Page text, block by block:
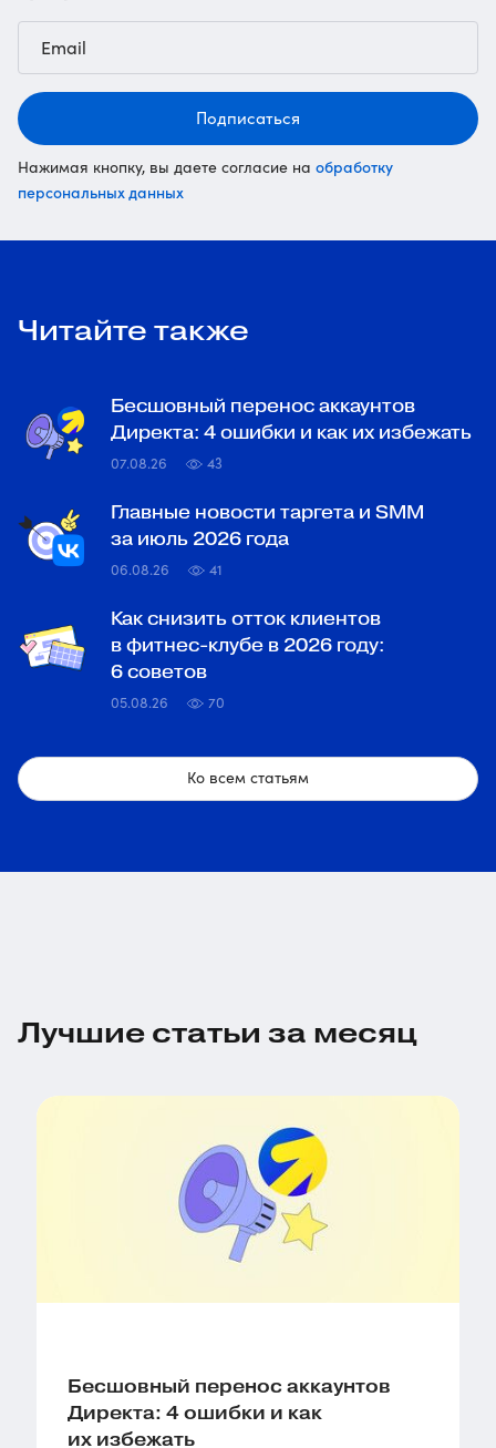
Подписаться
Нажимая кнопку, вы даете согласие на обработку
персональных данных
Читайте также
Бесшовный перенос аккаунтов
Директа: 4 ошибки и как их избежать
07.08.26 43
Главные новости таргета и SMM
за июль 2026 года
06.08.26 41
Как снизить отток клиентов
в фитнес-клубе в 2026 году:
6 советов
05.08.26 70
Ко всем статьям
Лучшие статьи за месяц
Бесшовный перенос аккаунтов
Директа: 4 ошибки и как
их избежать